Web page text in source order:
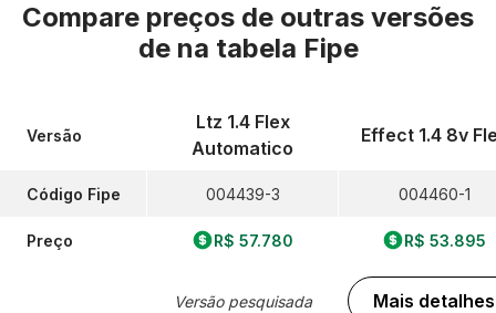
Compare preços de outras versões
de na tabela Fipe
Versão
Código Fipe
Preço
Ltz 1.4 Flex
Automatico
004439-3
R$ 57.780
Versão pesquisada
Effect 1.4 8v
004460-1
R$ 53.895
Mais detalhes